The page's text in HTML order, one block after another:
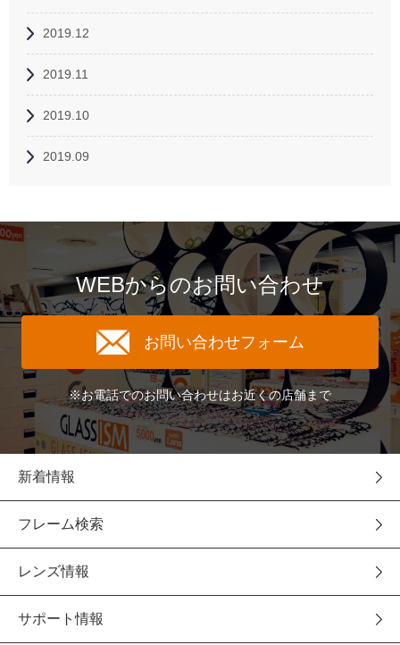
2019.12
2019.11
2019.10
2019.09
WEBからのお問い合わせ
お問い合わせフォーム
※お電話でのお問い合わせはお近くの店舗まで
新着情報
フレーム検索
レンズ情報
サポート情報